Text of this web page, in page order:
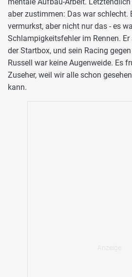
aber zustimmen: Das war schlecht.
vermurkst, aber nicht nur das - es
Schlampigkeitsfehler im Rennen.
der Startbox, und sein Racing
Russell war keine Augenweide. Es
Zuseher, weil wir alle schon
kann.